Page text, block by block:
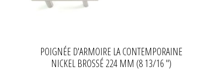
POIGNÉE D'ARMOIRE LA CONTEMPORAINE
NICKEL BROSSÉ 224 MM (8 13/16 ")